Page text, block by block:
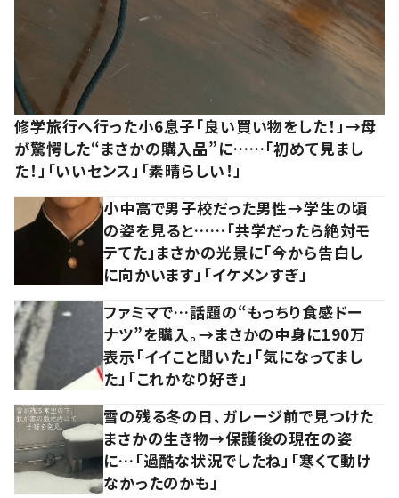
修学旅行へ行った小6息子「良い買い物をした！」→母
が驚愕した“まさかの購入品”に……「初めて見まし
た！」「いいセンス」「素晴らしい！」
小中高で男子校だった男性→学生の頃
の姿を見ると……「共学だったら絶対モ
テてた」まさかの光景に「今から告白し
に向かいます」「イケメンすぎ」
ファミマで…話題の“もっちり食感ドー
ナツ”を購入。→まさかの中身に190万
表示「イイこと聞いた」「気になってまし
た」「これかなり好き」
雪の残る冬の日、ガレージ前で見つけた
まさかの生き物→保護後の現在の姿
に…「過酷な状況でしたね」「寒くて動け
なかったのかも」